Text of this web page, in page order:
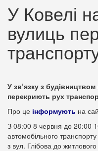
У Ковелі
вулиць
У зв’язку з
перекриють рух
Про це інформують на
З 08:00 8 червня до 20:00
автомобільного
з вул. Глібова до